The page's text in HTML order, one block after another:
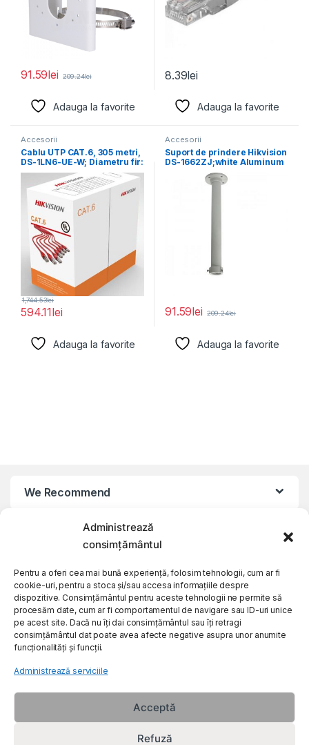
Administrează
consimțământul
Pentru a oferi cea mai bună experiență, folosim tehnologii, cum ar fi
cookie-uri, pentru a stoca și/sau accesa informațiile despre
dispozitive. Consimțământul pentru aceste tehnologii ne permite să
procesăm date, cum ar fi comportamentul de navigare sau ID-uri unice
pe acest site. Dacă nu îți dai consimțământul sau îți retragi
consimțământul dat poate avea afecte negative asupra unor anumite
funcționalități și funcții.
Administrează serviciile
Acceptă
Refuză
91.59lei 209.24lei
Adauga la favorite
8.39lei
Adauga la favorite
Accesorii
Cablu UTP CAT.6, 305 metri,
DS-1LN6-UE-W; Diametru fir:
0.53mm, OFC,
594.11lei
1,744.53lei
Adauga la favorite
Accesorii
Suport de prindere Hikvision
DS-1662ZJ;white Aluminum
alloy Φ116.5×500mm
91.59lei 209.24lei
Adauga la favorite
We Recommend
My Account
Customer Care
About Us